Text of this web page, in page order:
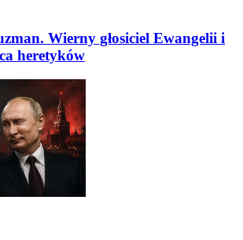
Wierny głosiciel Ewangelii i
heretyków